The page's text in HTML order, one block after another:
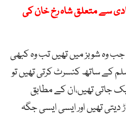
سے متعلق شاہ رخ خان کی
جب وہ شوبز میں تھیں تب وہ کبھی
کے ساتھ کنسرٹ کرتی تھیں تو
جاتی تھیں،ان کے مطابق
تھیں اور ایسی ایسی جگہ